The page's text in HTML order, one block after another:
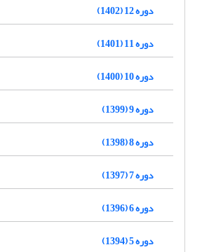
دوره 12 (1402)
دوره 11 (1401)
دوره 10 (1400)
دوره 9 (1399)
دوره 8 (1398)
دوره 7 (1397)
دوره 6 (1396)
دوره 5 (1394)